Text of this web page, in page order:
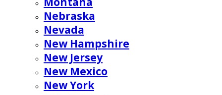
Nebraska
Nevada
New Hampshire
New Jersey
New Mexico
New York